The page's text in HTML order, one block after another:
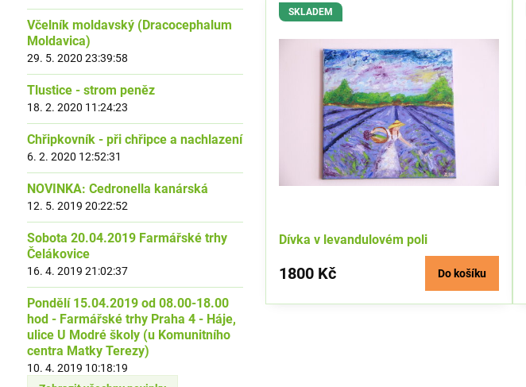
SKLADEM
Dívka v levandulovém poli
1800 Kč Do košíku
Včelník moldavský (Dracocephalum
Moldavica)
29. 5. 2020 23:39:58
Tlustice - strom peněz
18. 2. 2020 11:24:23
Chřipkovník - při chřipce a nachlazení
6. 2. 2020 12:52:31
NOVINKA: Cedronella kanárská
12. 5. 2019 20:22:52
Sobota 20.04.2019 Farmářské trhy
Čelákovice
16. 4. 2019 21:02:37
Pondělí 15.04.2019 od 08.00-18.00
hod - Farmářské trhy Praha 4 - Háje,
ulice U Modré školy (u Komunitního
centra Matky Terezy)
10. 4. 2019 10:18:19